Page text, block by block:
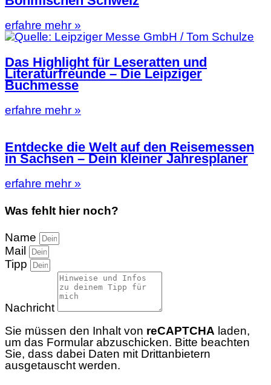
erfahre mehr »
Das Highlight für Leseratten und
Literaturfreunde – Die Leipziger
Buchmesse
erfahre mehr »
Entdecke die Welt auf den Reisemessen
in Sachsen – Dein kleiner Jahresplaner
erfahre mehr »
Was fehlt hier noch?
Name
Mail
Tipp
Nachricht
Sie müssen den Inhalt von reCAPTCHA laden,
um das Formular abzuschicken. Bitte beachten
Sie, dass dabei Daten mit Drittanbietern
ausgetauscht werden.